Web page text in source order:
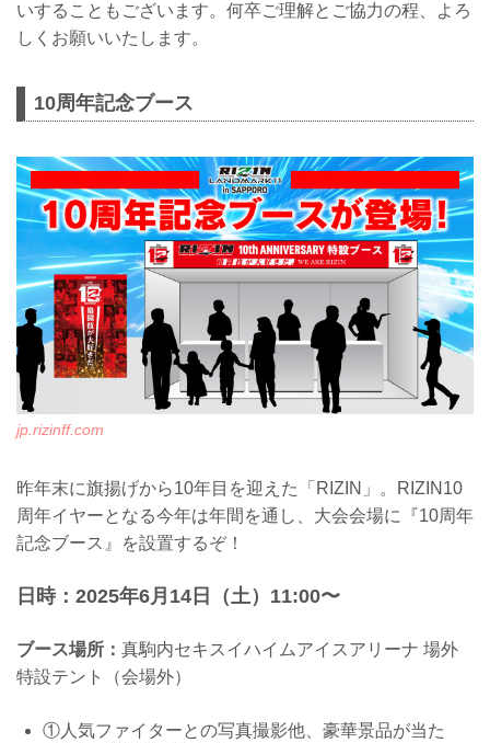
いすることもございます。何卒ご理解とご協力の程、よろ
しくお願いいたします。
10周年記念ブース
jp.rizinff.com
昨年末に旗揚げから10年目を迎えた「RIZIN」。RIZIN10
周年イヤーとなる今年は年間を通し、大会会場に『10周年
記念ブース』を設置するぞ！
日時：2025年6月14日（土）11:00〜
ブース場所： 真駒内セキスイハイムアイスアリーナ 場外
特設テント（会場外）
①人気ファイターとの写真撮影他、豪華景品が当た